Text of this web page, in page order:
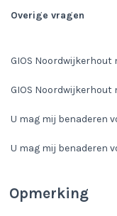
Overige vragen
GIOS
GIOS
U mag mij benaderen
U mag mij benaderen
Opmerking